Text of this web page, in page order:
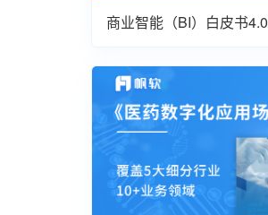
商业智能（BI）白皮书4.0